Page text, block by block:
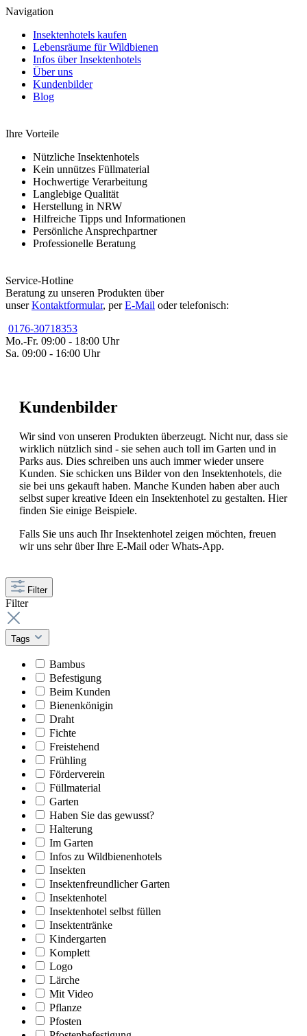
Navigation
Insektenhotels kaufen
Lebensräume für Wildbienen
Infos über Insektenhotels
Über uns
Kundenbilder
Blog
Ihre Vorteile
Nützliche Insektenhotels
Kein unnützes Füllmaterial
Hochwertige Verarbeitung
Langlebige Qualität
Herstellung in NRW
Hilfreiche Tipps und Informationen
Persönliche Ansprechpartner
Professionelle Beratung
Service-Hotline
Beratung zu unseren Produkten über
unserKontaktformular, perE-Mail oder telefonisch:
0176-30718353
Mo.-Fr. 09:00 - 18:00 Uhr
Sa. 09:00 - 16:00 Uhr
Kundenbilder
Wir sind von unseren Produkten überzeugt. Nicht nur, dass sie
wirklich nützlich sind - sie sehen auch toll im Garten und in
Parks aus. Dies schreiben uns auch immer wieder unsere
Kunden. Sie schicken uns Bilder von den Insektenhotels, die
sie bei uns gekauft haben. Manche Kunden haben aber auch
selbst super kreative Ideen ein Insektenhotel zu gestalten. Hier
finden Sie einige Beispiele.
Falls Sie uns auch Ihr Insektenhotel zeigen möchten, freuen
wir uns sehr über Ihre E-Mail oder Whats-App.
Filter
Filter
Tags
Bambus
Befestigung
Beim Kunden
Bienenkönigin
Draht
Fichte
Freistehend
Frühling
Förderverein
Füllmaterial
Garten
Haben Sie das gewusst?
Halterung
Im Garten
Infos zu Wildbienenhotels
Insekten
Insektenfreundlicher Garten
Insektenhotel
Insektenhotel selbst füllen
Insektentränke
Kindergarten
Komplett
Logo
Lärche
Mit Video
Pflanze
Pfosten